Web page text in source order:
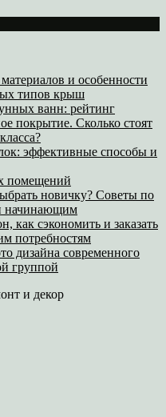
и особенности
типов крыш
ванн: рейтинг
покрытие. Сколько стоят
эффективные способы и
помещений
новичку? Советы по
начинающим
сэкономить и заказать
потребностям
дизайна современного
группой
и декор